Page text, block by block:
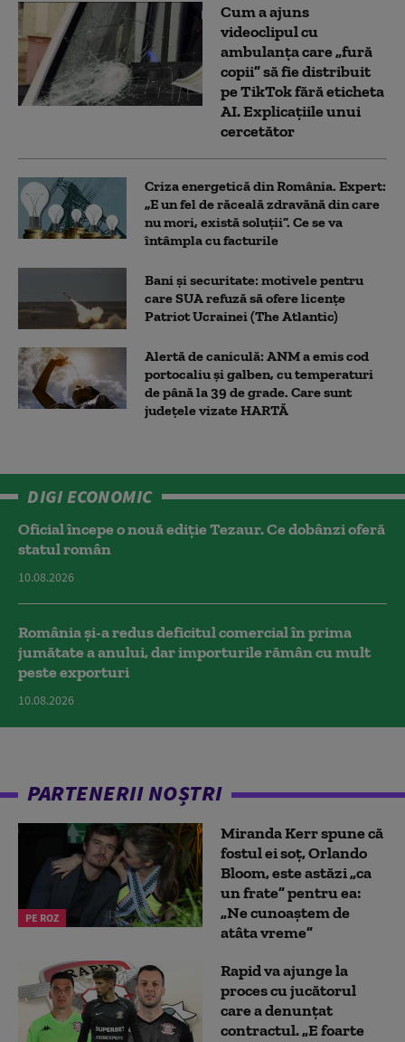
Cum a ajuns
videoclipul cu
ambulanța care „fură
copii” să fie distribuit
pe TikTok fără eticheta
AI. Explicațiile unui
cercetător
Criza energetică din România. Expert:
„E un fel de răceală zdravănă din care
nu mori, există soluții”. Ce se va
întâmpla cu facturile
Bani și securitate: motivele pentru
care SUA refuză să ofere licențe
Patriot Ucrainei (The Atlantic)
Alertă de caniculă: ANM a emis cod
portocaliu și galben, cu temperaturi
de până la 39 de grade. Care sunt
județele vizate HARTĂ
DIGI ECONOMIC
Oficial începe o nouă ediție Tezaur. Ce dobânzi oferă
statul român
10.08.2026
România și-a redus deficitul comercial în prima
jumătate a anului, dar importurile rămân cu mult
peste exporturi
10.08.2026
PARTENERII NOȘTRI
PE ROZ
Miranda Kerr spune că
fostul ei soț, Orlando
Bloom, este astăzi „ca
un frate” pentru ea:
„Ne cunoaștem de
atâta vreme”
Rapid va ajunge la
proces cu jucătorul
care a denunțat
contractul. „E foarte